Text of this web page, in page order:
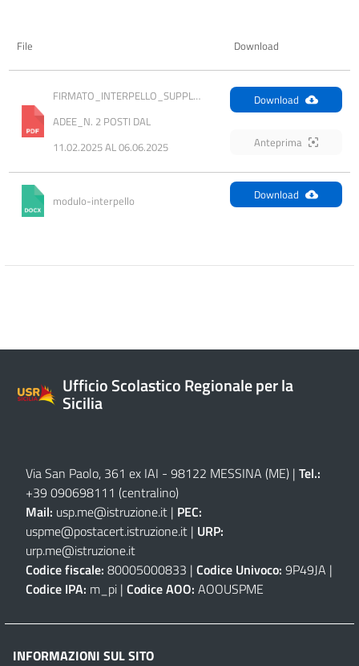
File Download
FIRMATO_INTERPELLO_SUPPLENZE
ADEE_N. 2 POSTI DAL
11.02.2025 AL 06.06.2025
Download
Anteprima
modulo-interpello Download
Ufficio Scolastico Regionale per la
Sicilia
Via San Paolo, 361 ex IAI - 98122 MESSINA (ME) | Tel.:
+39 090698111 (centralino)
Mail: usp.me@istruzione.it | PEC:
uspme@postacert.istruzione.it | URP:
urp.me@istruzione.it
Codice fiscale: 80005000833 | Codice Univoco: 9P49JA |
Codice IPA: m_pi | Codice AOO: AOOUSPME
INFORMAZIONI SUL SITO